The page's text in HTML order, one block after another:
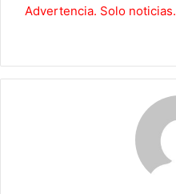
Advertencia. Solo noticias.